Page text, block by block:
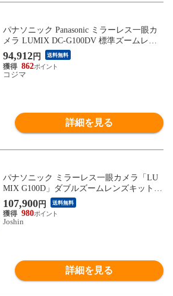
パナソニック Panasonic ミラーレス一眼カ
メラ LUMIX DC-G100DV 標準ズームレン
ズ＋ トライポッドグリップキット
94,912円 送料無料
862
コジマ
詳細を見る
パナソニック ミラーレス一眼カメラ「LU
MIX G100D」ダブルズームレンズキット P
anasonic Kキット DC-G100DW-K 【返品種
別A】
107,900円 送料無料
980
Joshin
詳細を見る